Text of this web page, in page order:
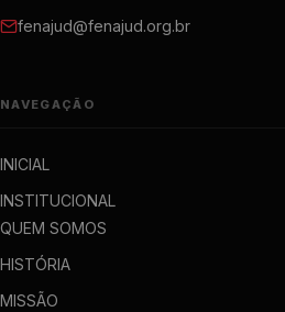
fenajud@fenajud.org.br
NAVEGAÇÃO
INICIAL
INSTITUCIONAL
QUEM SOMOS
HISTÓRIA
MISSÃO